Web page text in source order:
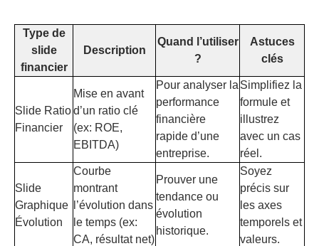
Type de
slide
financier
Description
Quand l’utiliser
?
Astuces
clés
Slide Ratio
Financier
Mise en avant
d’un ratio clé
(ex: ROE,
EBITDA)
Pour analyser la
performance
financière
rapide d’une
entreprise.
Simplifiez la
formule et
illustrez
avec un cas
réel.
Slide
Graphique
Évolution
Courbe
montrant
l’évolution dans
le temps (ex:
CA, résultat net)
Prouver une
tendance ou
évolution
historique.
Soyez
précis sur
les axes
temporels et
valeurs.